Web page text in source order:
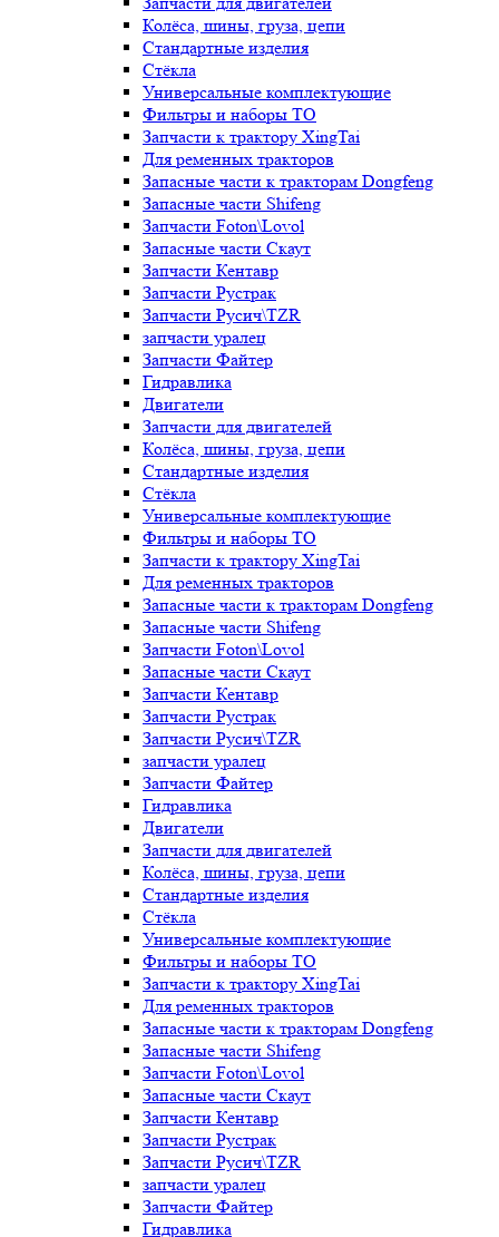
Колёса, шины, груза, цепи
Стандартные изделия
Стёкла
Универсальные комплектующие
Фильтры и наборы ТО
Запчасти к трактору XingTai
Для ременных тракторов
Запасные части к тракторам Dongfeng
Запасные части Shifeng
Запчасти Foton\Lovol
Запасные части Скаут
Запчасти Кентавр
Запчасти Рустрак
Запчасти Русич\TZR
запчасти уралец
Запчасти Файтер
Гидравлика
Двигатели
Запчасти для двигателей
Колёса, шины, груза, цепи
Стандартные изделия
Стёкла
Универсальные комплектующие
Фильтры и наборы ТО
Запчасти к трактору XingTai
Для ременных тракторов
Запасные части к тракторам Dongfeng
Запасные части Shifeng
Запчасти Foton\Lovol
Запасные части Скаут
Запчасти Кентавр
Запчасти Рустрак
Запчасти Русич\TZR
запчасти уралец
Запчасти Файтер
Гидравлика
Двигатели
Запчасти для двигателей
Колёса, шины, груза, цепи
Стандартные изделия
Стёкла
Универсальные комплектующие
Фильтры и наборы ТО
Запчасти к трактору XingTai
Для ременных тракторов
Запасные части к тракторам Dongfeng
Запасные части Shifeng
Запчасти Foton\Lovol
Запасные части Скаут
Запчасти Кентавр
Запчасти Рустрак
Запчасти Русич\TZR
запчасти уралец
Запчасти Файтер
Гидравлика